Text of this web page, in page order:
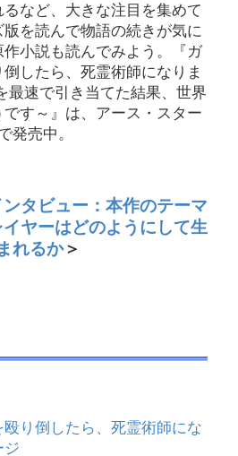
など、大きな注目を集めて
を読んで物語の続きが気に
小説も読んでみよう。『ガ
したら、死霊術師になりま
最速で引き当てた結果、世界
す～』は、アース・スター
発売中。
タビュー：本作のテーマ
ヤーはどのようにして生
まれるか＞
殴り倒したら、死霊術師にな
ジ